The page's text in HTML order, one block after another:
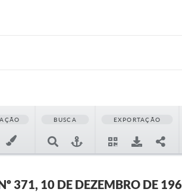
BUSCA EXPORTAÇÃO
371, 10 DE DEZEMBRO DE